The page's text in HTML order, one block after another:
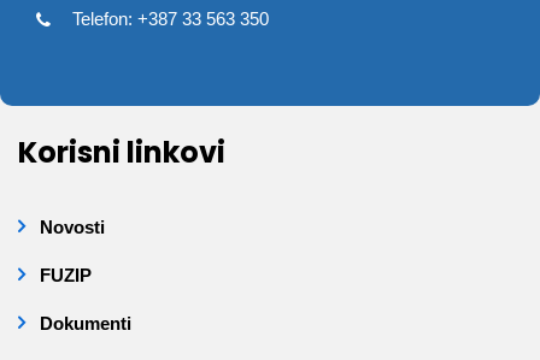
Telefon: +387 33 563 350
Korisni linkovi
Novosti
FUZIP
Dokumenti